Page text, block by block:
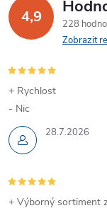
4,9
228
Zobrazit
28.7.2026
+ Rychlost
- Nic
+ Výborný sortiment